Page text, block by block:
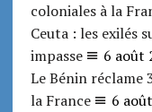
coloniales à la
Ceuta : les exilés
impasse
6 août
Le Bénin réclame
la France
6